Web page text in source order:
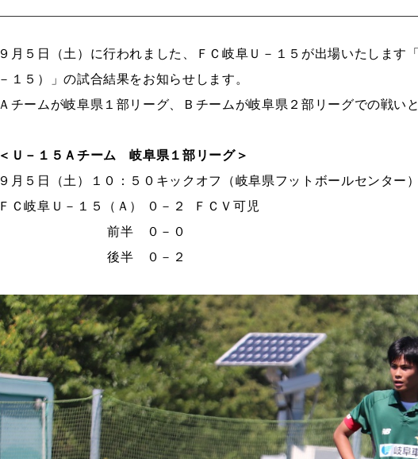
９月５日（土）に行われました、ＦＣ岐阜Ｕ－１５が出場いたします
－１５）」の試合結果をお知らせします。
Ａチームが岐阜県１部リーグ、Ｂチームが岐阜県２部リーグでの戦い
＜Ｕ－１５Ａチーム 岐阜県１部リーグ＞
９月５日（土）１０：５０キックオフ（岐阜県フットボールセンター）
ＦＣ岐阜Ｕ－１５（Ａ） ０－２ ＦＣＶ可児
前半 ０－０
後半 ０－２